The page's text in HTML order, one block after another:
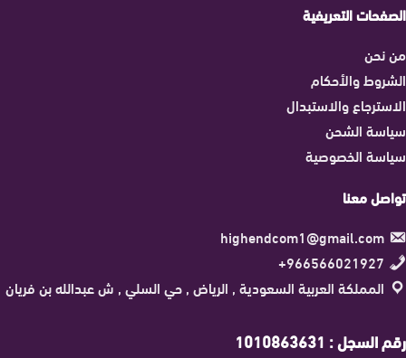
الصفحات التعريفية
من نحن
الشروط والأحكام
الاسترجاع والاستبدال
سياسة الشحن
سياسة الخصوصية
تواصل معنا
highendcom1@gmail.com
966566021927+
المملكة العربية السعودية , الرياض , حي السلي , ش عبدالله بن فريان
رقم السجل : 1010863631